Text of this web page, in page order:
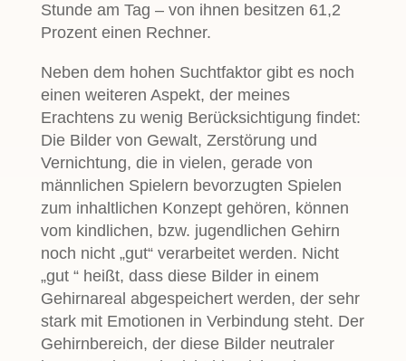
Stunde am Tag – von ihnen besitzen 61,2
Prozent einen Rechner.
Neben dem hohen Suchtfaktor gibt es noch
einen weiteren Aspekt, der meines
Erachtens zu wenig Berücksichtigung findet:
Die Bilder von Gewalt, Zerstörung und
Vernichtung, die in vielen, gerade von
männlichen Spielern bevorzugten Spielen
zum inhaltlichen Konzept gehören, können
vom kindlichen, bzw. jugendlichen Gehirn
noch nicht „gut“ verarbeitet werden. Nicht
„gut “ heißt, dass diese Bilder in einem
Gehirnareal abgespeichert werden, der sehr
stark mit Emotionen in Verbindung steht. Der
Gehirnbereich, der diese Bilder neutraler